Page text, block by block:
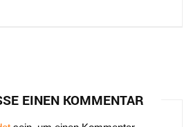
EINEN KOMMENTAR